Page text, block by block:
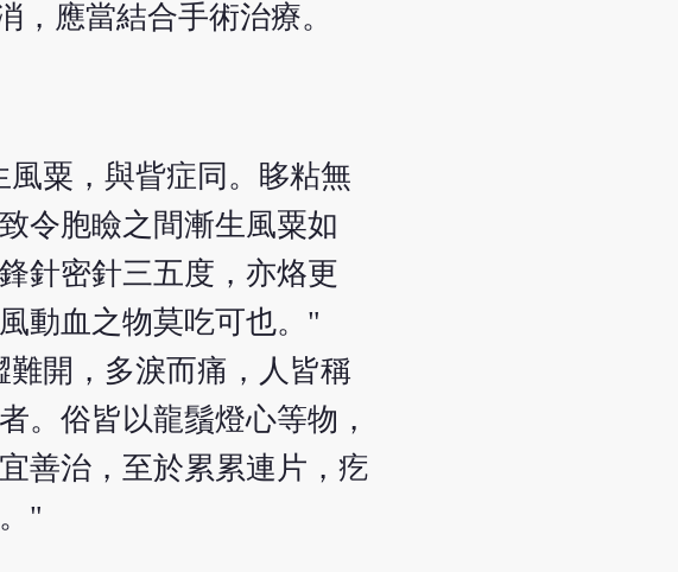
應當結合手術治療。
風粟，與眥症同。眵粘無
令胞瞼之間漸生風粟如
針密針三五度，亦烙更
動血之物莫吃可也。"
難開，多淚而痛，人皆稱
。俗皆以龍鬚燈心等物，
善治，至於累累連片，疙
"